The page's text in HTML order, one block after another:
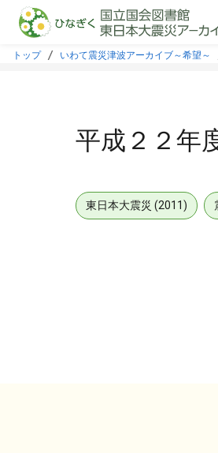
本文に飛ぶ
トップ いわて震災津波アーカイブ～希望～
平成２２年
東日本大震災 (2011)